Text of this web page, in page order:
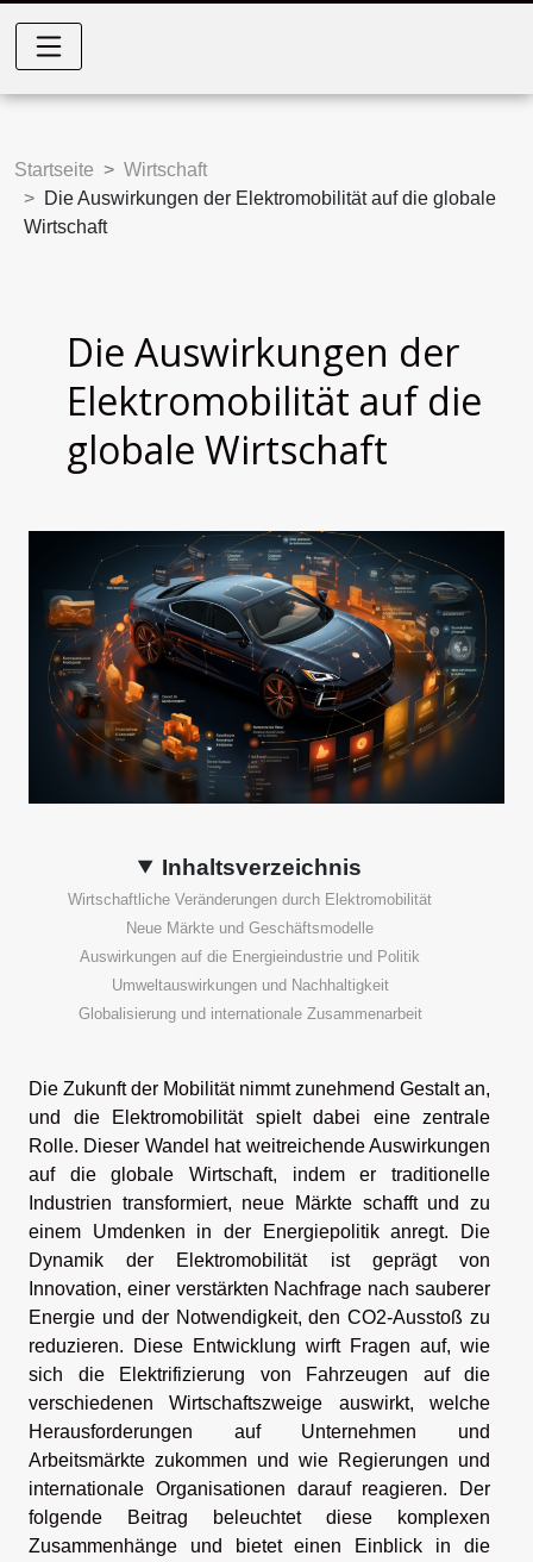
Startseite
Wirtschaft
Die Auswirkungen der Elektromobilität auf die globale
Wirtschaft
Die Auswirkungen der
Elektromobilität auf die
globale Wirtschaft
Inhaltsverzeichnis
Wirtschaftliche Veränderungen durch Elektromobilität
Neue Märkte und Geschäftsmodelle
Auswirkungen auf die Energieindustrie und Politik
Umweltauswirkungen und Nachhaltigkeit
Globalisierung und internationale Zusammenarbeit
Die Zukunft der Mobilität nimmt zunehmend Gestalt an,
und die Elektromobilität spielt dabei eine zentrale
Rolle. Dieser Wandel hat weitreichende Auswirkungen
auf die globale Wirtschaft, indem er traditionelle
Industrien transformiert, neue Märkte schafft und zu
einem Umdenken in der Energiepolitik anregt. Die
Dynamik der Elektromobilität ist geprägt von
Innovation, einer verstärkten Nachfrage nach sauberer
Energie und der Notwendigkeit, den CO2-Ausstoß zu
reduzieren. Diese Entwicklung wirft Fragen auf, wie
sich die Elektrifizierung von Fahrzeugen auf die
verschiedenen Wirtschaftszweige auswirkt, welche
Herausforderungen auf Unternehmen und
Arbeitsmärkte zukommen und wie Regierungen und
internationale Organisationen darauf reagieren. Der
folgende Beitrag beleuchtet diese komplexen
Zusammenhänge und bietet einen Einblick in die